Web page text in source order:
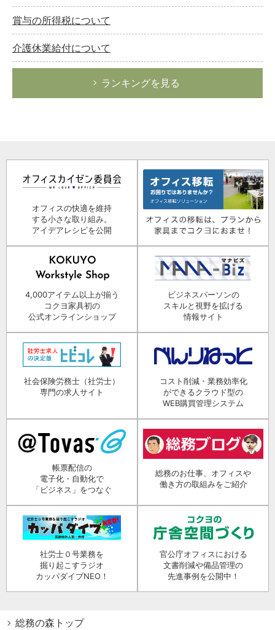
賞与の所得税について
介護休業給付について
ランキングを見る
オフィスの快適を維持
する小さな取り組み。
アイデアレシピを公開
4,000アイテム以上が揃う
コクヨ家具初の
公式オンラインショップ
ビジネスパーソンの
スキルと視野を拡げる
情報サイト
社会保険労務士（社労士）
専門の求人サイト
コスト削減・業務効率化
ができるクラウド型の
WEB購買管理システム
帳票配信の
電子化・自動化で
「ビジネス」をつなぐ
総務のお仕事、オフィスや
働き方の取組みをご紹介
社労士０号業務を
掘り起こすラジオ
カッパダイブNEO！
官公庁オフィスにおける
文書削減や備品管理の
先進事例を公開中！
総務の森トップ